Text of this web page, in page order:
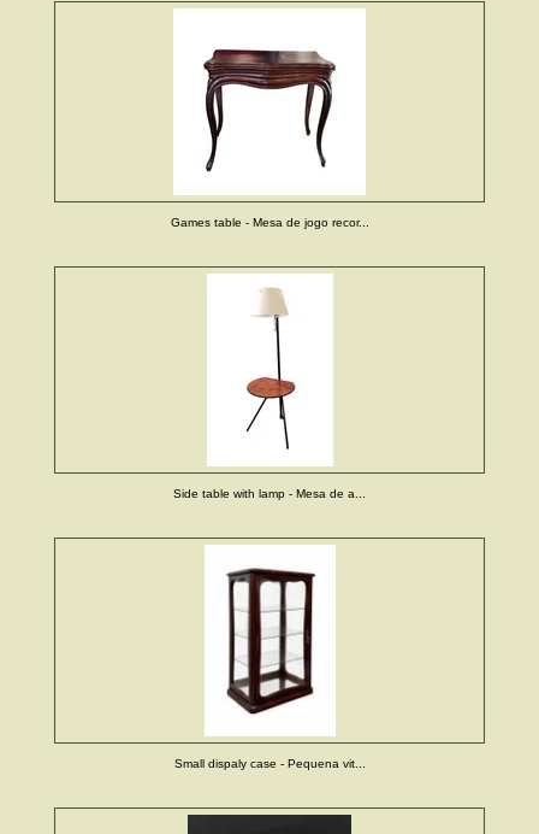
Games table - Mesa de jogo recor...
Side table with lamp - Mesa de a...
Small dispaly case - Pequena vit...